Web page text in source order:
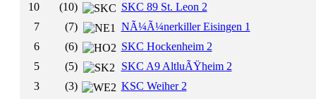
10
(10)
SKC 89 St. Leon 2
7
(7)
NÃ¼Ã¼nerkiller Eisingen 1
6
(6)
SKC Hockenheim 2
5
(5)
SKC A9 AltluÃŸheim 2
3
(3)
KSC Weiher 2